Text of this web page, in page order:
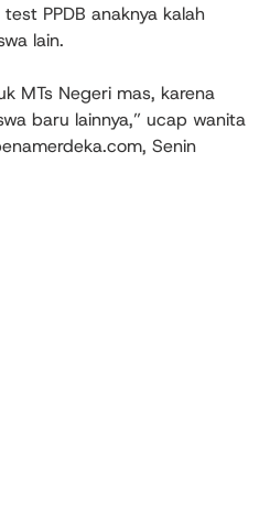
PPDB anaknya kalah
lain.
MTs Negeri mas, karena
baru lainnya,” ucap wanita
Senin